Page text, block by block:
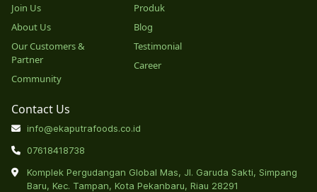
Join Us
About Us
Our Customers &
Partner
Community
Produk
Blog
Testimonial
Career
Contact Us
info@ekaputrafoods.co.id
07618418738
Komplek Pergudangan Global Mas, Jl. Garuda Sakti, Simpang
Baru, Kec. Tampan, Kota Pekanbaru, Riau 28291